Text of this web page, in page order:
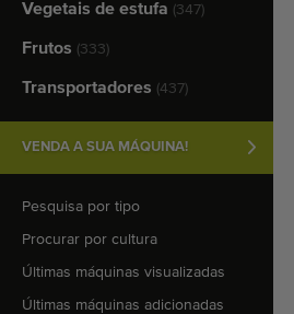
Vegetais de estufa (347)
Frutos (333)
Transportadores (437)
VENDA A SUA MÁQUINA!
Pesquisa por tipo
Procurar por cultura
Últimas máquinas visualizadas
Últimas máquinas adicionadas